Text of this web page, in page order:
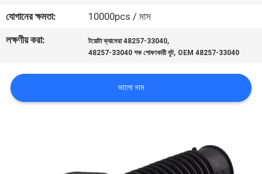
আমাদের
সাথে
করুন
যোগানের ক্ষমতা:
10000pcs / মাস
লক্ষণীয় করা:
টয়োটা ক্যামেরা 48257-33040,
48257-33040 শক শোষণকারী বুট, OEM 48257-33040
ভালো দাম